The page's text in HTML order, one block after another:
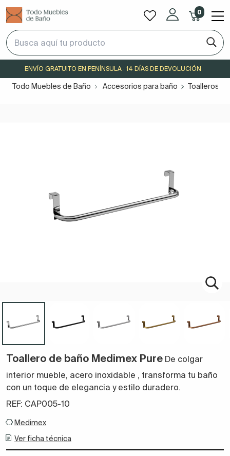
0
ENVÍO GRATUITO EN PENÍNSULA · 14 DÍAS DE DEVOLUCIÓN
Todo Muebles de Baño Accesorios para baño Toalleros
Toallero de baño Medimex Pure De colgar
interior mueble, acero inoxidable , transforma tu baño
con un toque de elegancia y estilo duradero.
REF: CAP005-10
Medimex
Ver ficha técnica